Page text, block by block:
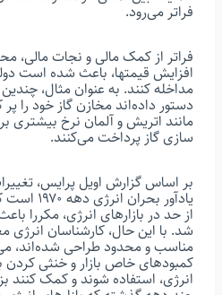
فراتر می‌رود.
فراتر از کمک مالی و نجات مالی،
افزایش قیمتها، باعث شده است
مداخله کنند. به عنوان مثال، چندین
دستور داده‌اند مخازن گاز خود را
مانند اتریش و آلمان نرخ بیشتری
سازی گاز پرداخت می‌کنند.
بر اساس گزارش اویل پرایس،
یادآور
از حد در بازارهای انرژی، مکررا
شد. با این حال، کارشناسان انرژی
مناسب و محدود طراحی شده‌اند،
کمبودهای خاص بازار و خنثی
انرژی، استفاده شوند و کمک کنند